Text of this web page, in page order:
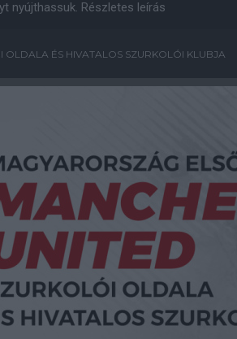
nyújthassuk. Részletes leírás
OLDALA ÉS HIVATALOS SZURKOLÓI KLUBJA